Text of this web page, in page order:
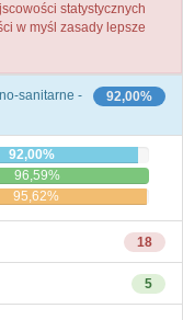
statystycznych
w myśl zasady lepsze
92,00%
sanitarne -
92,00%
96,59%
95,62%
18
5